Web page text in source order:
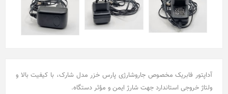
آداپتور فابریک مخصوص جاروشارژی پارس خزر مدل شارک، با کیفیت بالا و
ولتاژ خروجی استاندارد جهت شارژ ایمن و مؤثر دستگاه.